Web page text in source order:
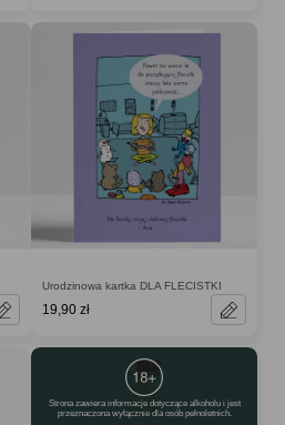
Urodzinowa kartka DLA FLECISTKI
19,90 zł
Strona zawiera informacje dotyczące alkoholu i jest
przeznaczona wyłącznie dla osób pełnoletnich.